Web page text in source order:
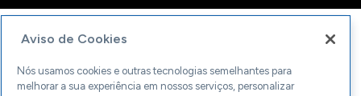
Aviso de Cookies
Nós usamos cookies e outras tecnologias semelhantes para
melhorar a sua experiência em nossos serviços, personalizar